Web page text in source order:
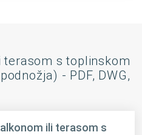
terasom s toplinskom
- PDF, DWG,
ili terasom s